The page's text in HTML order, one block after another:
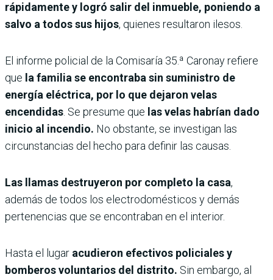
rápidamente y logró salir del inmueble, poniendo a
salvo a todos sus hijos, quienes resultaron ilesos.
El informe policial de la Comisaría 35.ª Caronay refiere
que la familia se encontraba sin suministro de
energía eléctrica, por lo que dejaron velas
encendidas . Se presume que las velas habrían dado
inicio al incendio. No obstante, se investigan las
circunstancias del hecho para definir las causas.
Las llamas destruyeron por completo la casa,
además de todos los electrodomésticos y demás
pertenencias que se encontraban en el interior.
Hasta el lugar acudieron efectivos policiales y
bomberos voluntarios del distrito. Sin embargo, al